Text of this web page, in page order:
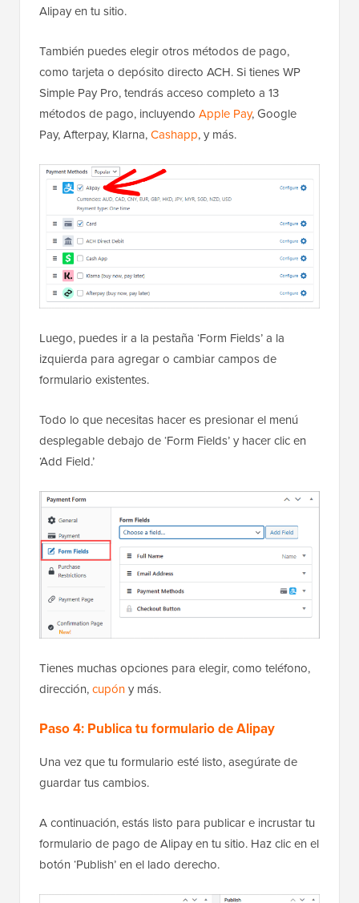
Alipay en tu sitio.
También puedes elegir otros métodos de pago,
como tarjeta o depósito directo ACH. Si tienes WP
Simple Pay Pro, tendrás acceso completo a 13
métodos de pago, incluyendo Apple Pay, Google
Pay, Afterpay, Klarna,Cashapp, y más.
Luego, puedes ir a la pestaña ‘Form Fields’ a la
izquierda para agregar o cambiar campos de
formulario existentes.
Todo lo que necesitas hacer es presionar el menú
desplegable debajo de ‘Form Fields’ y hacer clic en
‘Add Field.’
Tienes muchas opciones para elegir, como teléfono,
dirección,cupóny más.
Paso 4: Publica tu formulario de Alipay
Una vez que tu formulario esté listo, asegúrate de
guardar tus cambios.
A continuación, estás listo para publicar e incrustar tu
formulario de pago de Alipay en tu sitio. Haz clic en el
botón ‘Publish’ en el lado derecho.